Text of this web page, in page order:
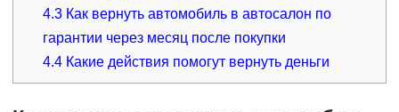
4.3 Как вернуть автомобиль в автосалон по
гарантии через месяц после покупки
4.4 Какие действия помогут вернуть деньги